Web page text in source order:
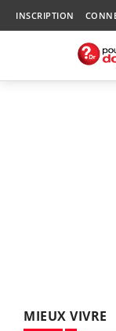
INSCRIPTION
MIEUX VIVRE